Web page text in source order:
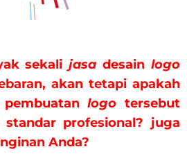
sekalijasa desainlogo
akan tetapi apakah
pembuatanlogo tersebut
profesional? juga
Anda?